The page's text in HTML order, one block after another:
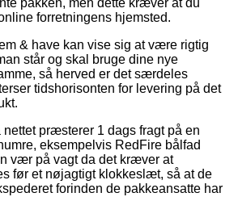
forretningens hjemsted.
& have kan vise sig at være rigtig
står og skal bruge dine nye
så herved er det særdeles
tidshorisonten for levering på det
nettet præsterer 1 dags fragt på en
eksempelvis RedFire bålfad
vær på vagt da det kræver at
før et nøjagtigt klokkeslæt, så at de
forinden de pakkeansatte har